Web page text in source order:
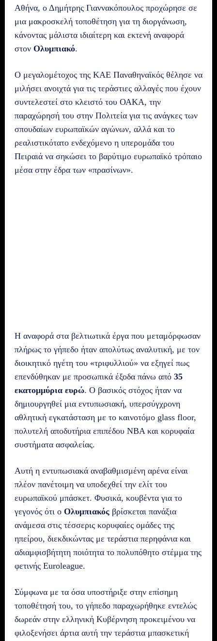
Αθήνα, ο Δημήτρης Γιαννακόπουλος προχώρησε σε
μια μακροσκελή τοποθέτηση για τη διοργάνωση,
κάνοντας μάλιστα ιδιαίτερη και εκτενή αναφορά
στον Ολυμπιακό.
Ο μεγαλομέτοχος της ΚΑΕ Παναθηναϊκός θέλησε να
μιλήσει ανοιχτά για τις τεράστιες αλλαγές που έχουν
συντελεστεί στο κλειστό του ΟΑΚΑ, την
παραχώρησή του στην Πολιτεία για τις ανάγκες των
σπουδαίων ευρωπαϊκών αγώνων, αλλά και το
ρεαλιστικότατο ενδεχόμενο η υπερομάδα του
Πειραιά να σηκώσει το βαρύτιμο ευρωπαϊκό τρόπαιο
μέσα στην έδρα των «πρασίνων».
Η αναφορά στα βελτιωτικά έργα που μεταμόρφωσαν
πλήρως το γήπεδο ήταν απολύτως αναλυτική, με τον
διοικητικό ηγέτη του «τριφυλλιού» να εξηγεί πως
επενδύθηκαν με προσωπικά έξοδα πάνω από 35
εκατομμύρια ευρώ. Ο βασικός στόχος ήταν να
δημιουργηθεί μια εντυπωσιακή, υπερσύγχρονη
αθλητική εγκατάσταση με το καινοτόμο glass floor,
πολυτελή αποδυτήρια επιπέδου NBA και κορυφαία
συστήματα ασφαλείας.
Αυτή η εντυπωσιακά αναβαθμισμένη αρένα είναι
πλέον πανέτοιμη να υποδεχθεί την ελίτ του
ευρωπαϊκού μπάσκετ. Φυσικά, κουβέντα για το
γεγονός ότι ο Ολυμπιακός βρίσκεται πανάξια
ανάμεσα στις τέσσερις κορυφαίες ομάδες της
ηπείρου, διεκδικώντας με τεράστια περηφάνια και
αδιαμφισβήτητη ποιότητα το πολυπόθητο στέμμα της
φετινής Euroleague.
Σύμφωνα με τα όσα υποστήριξε στην επίσημη
τοποθέτησή του, το γήπεδο παραχωρήθηκε εντελώς
δωρεάν στην ελληνική Κυβέρνηση προκειμένου να
φιλοξενήσει άρτια αυτή την τεράστια μπασκετική